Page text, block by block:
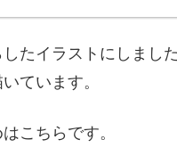
たイラストにしました
ています。
こちらです。